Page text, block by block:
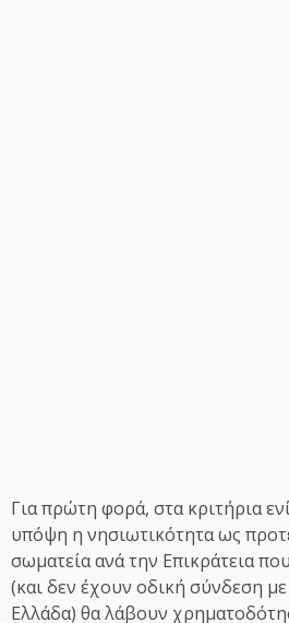
Για πρώτη φορά, στα κριτήρια
υπόψη η νησιωτικότητα ως
σωματεία ανά την Επικράτεια
(και δεν έχουν οδική σύνδεση
Ελλάδα) θα λάβουν